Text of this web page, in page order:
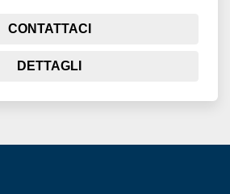
CONTATTACI
DETTAGLI